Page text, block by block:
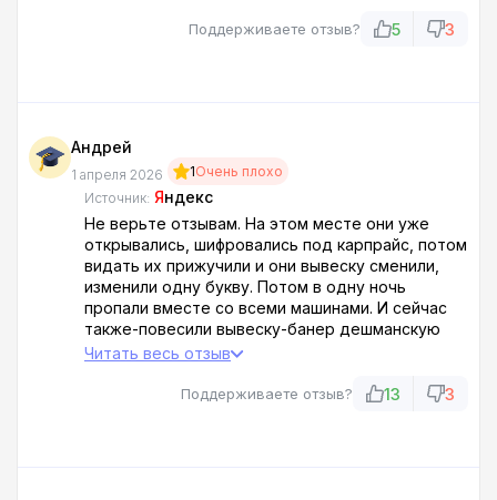
Поддерживаете отзыв? 5 3
Андрей
1 апреля 2026 1Очень плохо
Источник: Яндекс
Не верьте отзывам. На этом месте они уже
открывались, шифровались под карпрайс, потом
видать их прижучили и они вывеску сменили,
изменили одну букву. Потом в одну ночь
пропали вместе со всеми машинами. И сейчас
также-повесили вывеску-банер дешманскую
две недели назад. И только в ночь на первое
мне сверху всё видно) Так что отзывы
Читать весь отзыв
Поддерживаете отзыв? 13 3